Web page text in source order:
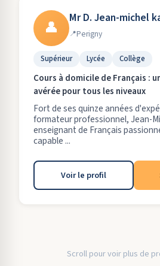
👤 Mr D. Jean-michel
Perigny
Supérieur Lycée Collège
Cours à domicile de Français :
avérée pour tous les niveaux
Fort de ses quinze années
formateur professionnel, Jean-
enseignant de Français
capable ...
Voir le profil
Scroll pour voir plus de